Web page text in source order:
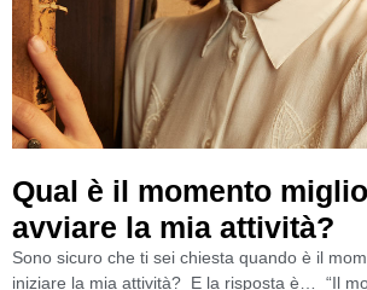
Qual è il momento
avviare la mia attività?
Sono sicuro che ti sei chiesta quando è il
iniziare la mia attività? E la risposta è… “Il